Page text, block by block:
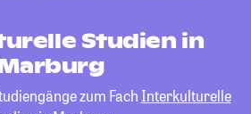
Studien in
zum Fach Interkulturelle